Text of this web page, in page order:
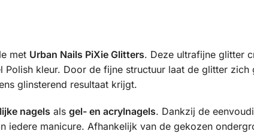
met Urban Nails PiXie Glitters. Deze ultrafijne glitter
kleur. Door de fijne structuur laat de glitter zich
glinsterend resultaat krijgt.
nagels als gel- en acrylnagels. Dankzij de
iedere manicure. Afhankelijk van de gekozen